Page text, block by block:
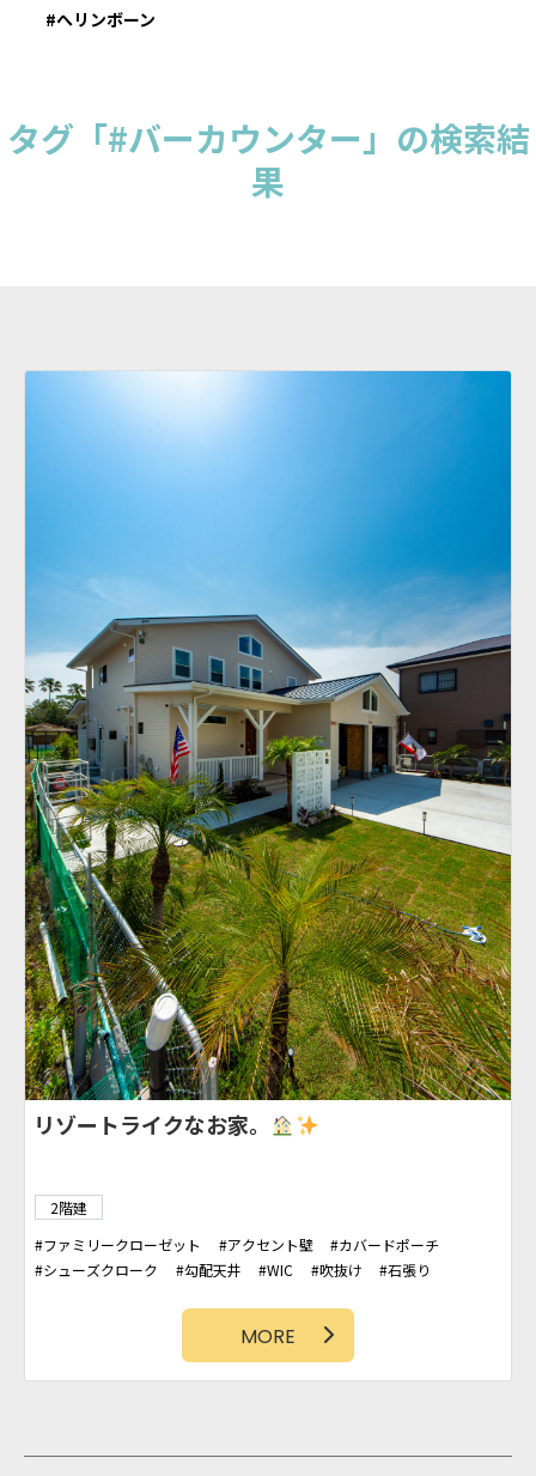
へリンボーン
タグ「#バーカウンター」の検索結
果
リゾートライクなお家。
2階建
ファミリークローゼット
アクセント壁
カバードポーチ
シューズクローク
勾配天井 WIC 吹抜け
石張り
外シャワー
MORE